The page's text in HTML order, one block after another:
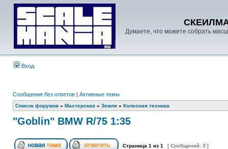
Думаете, что можете собрать
Вход
Сообщения без ответов | Активные темы
Список форумов » Мастерская » Земля » Колесная техника
"Goblin" BMW R/75 1:35
Страница 1 из 1 [ Сообщений: 3 ]